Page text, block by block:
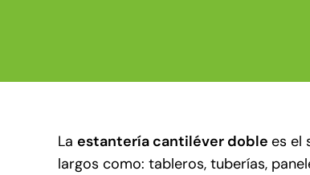
La estantería cantiléver doble es el
largos como: tableros, tuberías,